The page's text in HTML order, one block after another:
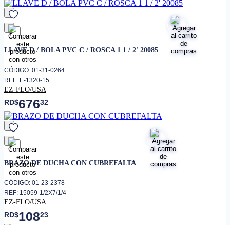
favorito
LLAVE D / BOLA PVC C / ROSCA 1 1 / 2' 20085
CÓDIGO: 01-31-0264
REF: E-1320-15
EZ-FLO/USA
RD$67632
favorito
BRAZO DE DUCHA CON CUBREFALTA
CÓDIGO: 01-23-2378
REF: 15059-1/2X7/1/4
EZ-FLO/USA
RD$10823